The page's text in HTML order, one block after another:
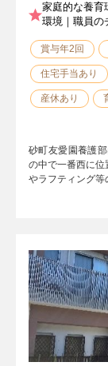
家庭的な養育
環境｜職員の
賞与年2回
住宅手当あり
産休あり
砂町友愛園養護
の中で一番西に
やラフティング